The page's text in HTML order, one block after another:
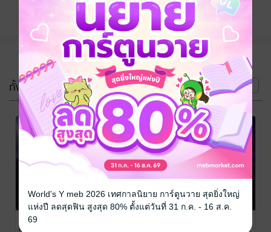
ติดตาม แชร์
ทั้งหมด (3 เล่ม) หน้าที่ 1
Your idol
#sufre
World's Y meb 2026 เทศกาลนิยาย การ์ตูนวาย สุดยิ่งใหญ่
แห่งปี ลดสุดฟิน สูงสุด 80% ตั้งแต่วันที่ 31 ก.ค. - 16 ส.ค.
69